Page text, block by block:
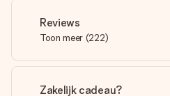
Reviews
Toon meer (222)
Zakelijk cadeau?